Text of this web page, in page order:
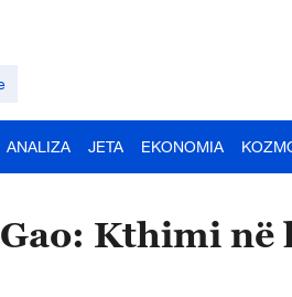
ANALIZA JETA EKONOMIA
Kthimi